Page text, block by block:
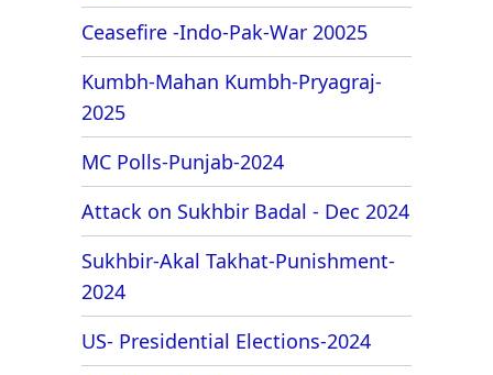
Ceasefire -Indo-Pak-War 20025
Kumbh-Mahan Kumbh-Pryagraj-
2025
MC Polls-Punjab-2024
Attack on Sukhbir Badal - Dec 2024
Sukhbir-Akal Takhat-Punishment-
2024
US- Presidential Elections-2024